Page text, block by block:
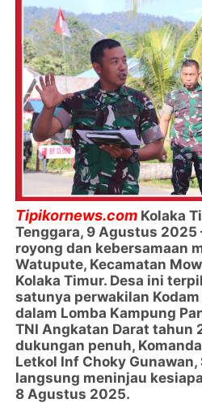
Tipikornews.com Kolaka
Tenggara, 9 Agustus
royong dan kebersamaan
Watupute, Kecamatan
Kolaka Timur. Desa ini
satunya perwakilan
dalam Lomba Kampung
TNI Angkatan Darat tahun
dukungan penuh,
Letkol Inf Choky Gunawan,
langsung meninjau
8 Agustus 2025.